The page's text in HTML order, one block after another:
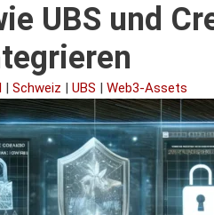
UBS und
| Schweiz | UBS | Web3-Assets